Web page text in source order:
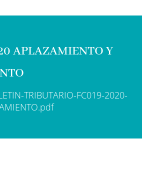
APLAZAMIENTO Y
TRIBUTARIO-FC019-2020-